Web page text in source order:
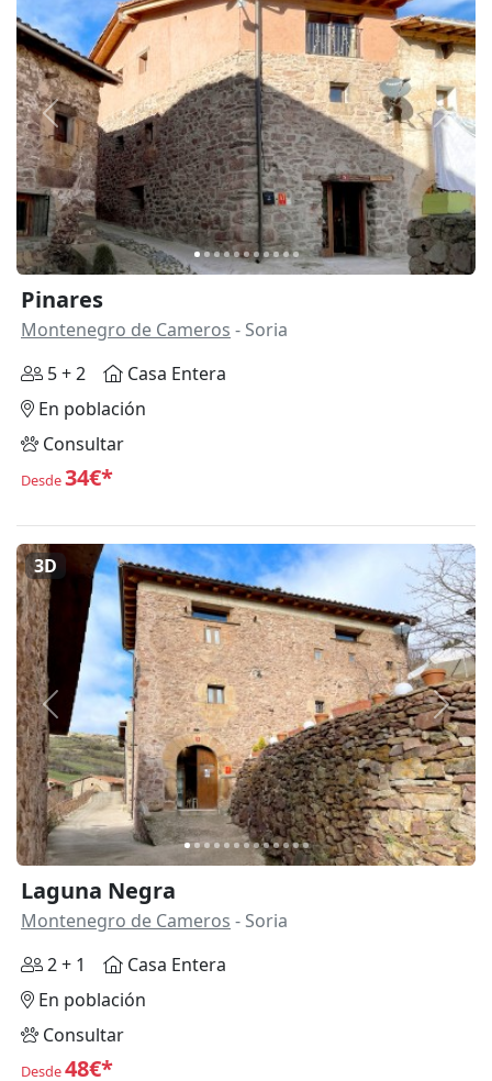
Anterior
Pinares
Montenegro de Cameros - Soria
5 + 2
Casa Entera
En población
Consultar
Desde34€*
Anterior
3D
Laguna Negra
Montenegro de Cameros - Soria
2 + 1
Casa Entera
En población
Consultar
Desde48€*